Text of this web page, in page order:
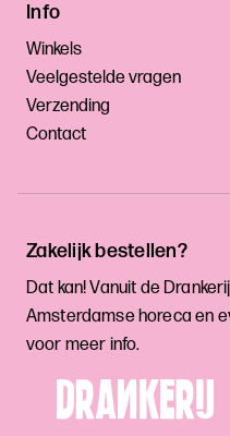
Zakelijk bestellen?
Dat kan! Vanuit de
Amsterdamse horeca en
voor meer info.
Info
Winkels
Veelgestelde vragen
Verzending
Contact